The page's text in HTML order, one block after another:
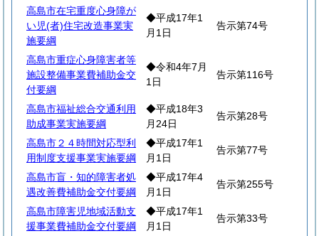
高島市在宅重度心身障が
い児(者)住宅改造事業実
施要綱
◆平成17年1
月1日
告示第74号
高島市重症心身障害者等
施設整備事業費補助金交
付要綱
◆令和4年7月
1日
告示第116号
高島市福祉総合交通利用
助成事業実施要綱
◆平成18年3
月24日
告示第28号
高島市２４時間対応型利
用制度支援事業実施要綱
◆平成17年1
月1日
告示第77号
高島市盲・知的障害者処
遇改善費補助金交付要綱
◆平成17年4
月1日
告示第255号
高島市障害児地域活動支
援事業費補助金交付要綱
◆平成17年1
月1日
告示第33号